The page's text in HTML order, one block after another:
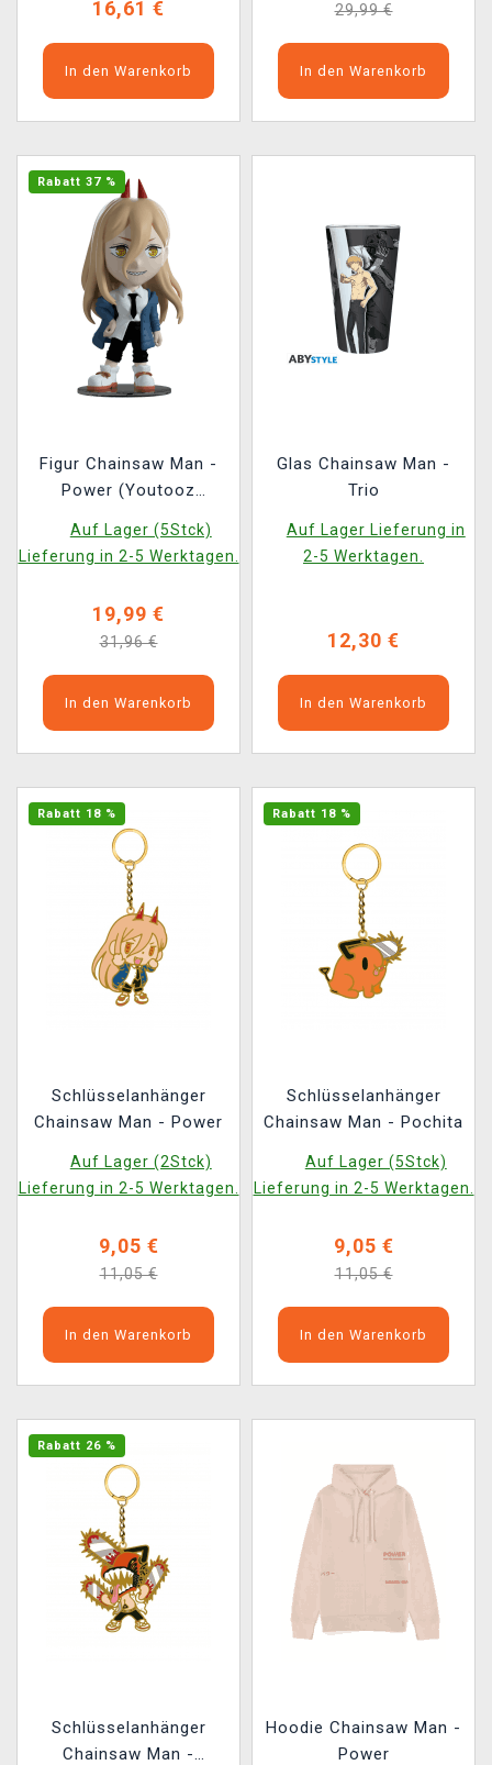
16,61 €
In den Warenkorb
29,99 €
In den Warenkorb
Rabatt 37 %
Figur Chainsaw Man -
Power (Youtooz
Auf Lager (5Stck)
Lieferung in 2-5 Werktagen.
19,99 €
31,96 €
In den Warenkorb
Glas Chainsaw Man -
Trio
Auf Lager Lieferung in
2-5 Werktagen.
12,30 €
In den Warenkorb
Rabatt 18 %
Schlüsselanhänger
Chainsaw Man - Power
Auf Lager (2Stck)
Lieferung in 2-5 Werktagen.
9,05 €
11,05 €
In den Warenkorb
Rabatt 18 %
Schlüsselanhänger
Chainsaw Man - Pochita
Auf Lager (5Stck)
Lieferung in 2-5 Werktagen.
9,05 €
11,05 €
In den Warenkorb
Rabatt 26 %
Schlüsselanhänger
Chainsaw Man -
Hoodie Chainsaw Man -
Power